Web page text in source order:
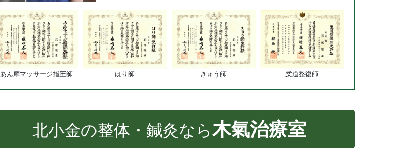
あん摩マッサージ指圧師 はり師 きゅう師 柔道整復師
北小金の整体・鍼灸なら木氣治療室